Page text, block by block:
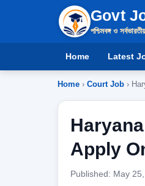
Govt
পশ্চিমবঙ্গ ও
Home Latest
Home › Court Job ›
Apply
Published: May